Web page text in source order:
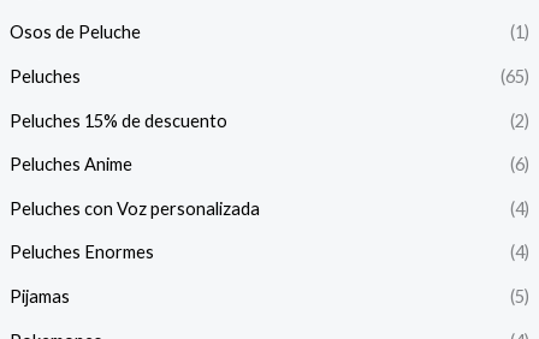
Osos de Peluche (1)
Peluches (65)
Peluches 15% de descuento (2)
Peluches Anime (6)
Peluches con Voz personalizada (4)
Peluches Enormes (4)
Pijamas (5)